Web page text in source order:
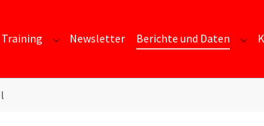
Training Submenu for "Training"
Newsletter Berichte und Daten